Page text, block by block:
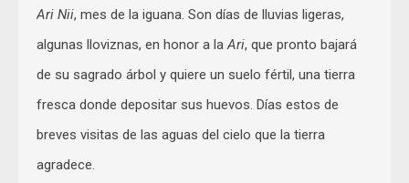
Ari Nii, mes de la iguana. Son días de lluvias ligeras,
algunas lloviznas, en honor a laAri, que pronto bajará
de su sagrado árbol y quiere un suelo fértil, una tierra
fresca donde depositar sus huevos. Días estos de
breves visitas de las aguas del cielo que la tierra
agradece.